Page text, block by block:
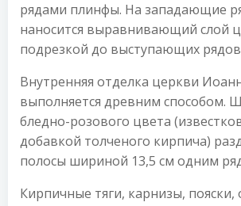
рядами плинфы. На западающие
наносится выравнивающий слой
подрезкой до выступающих
Внутренняя отделка церкви
выполняется древним способом.
бледно-розового цвета
добавкой толченого кирпича)
полосы шириной 13,5 см одним
Кирпичные тяги, карнизы, пояски,